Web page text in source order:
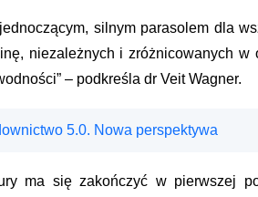
silnym parasolem dla
niezależnych i zróżnicowanych
– podkreśla dr Veit Wagner.
5.0. Nowa perspektywa
ma się zakończyć w pierwszej